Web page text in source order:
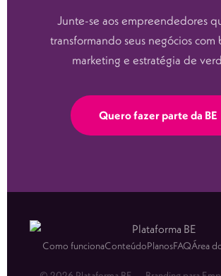
Junte-se aos empreendedores
transformando seus negócios com
marketing e estratégia de
Quero fazer parte da BE
Como funcionaConteúdoPlanosFAQÁrea